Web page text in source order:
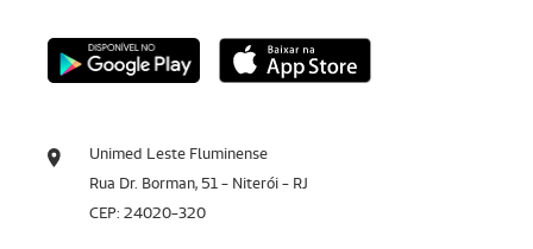
Unimed Leste Fluminense
Rua Dr. Borman, 51 - Niterói - RJ
CEP: 24020-320